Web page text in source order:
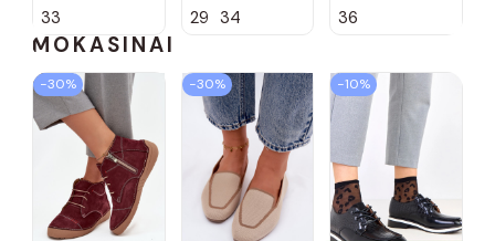
33 29 34 36
MOKASINAI
−30% −30% −10%